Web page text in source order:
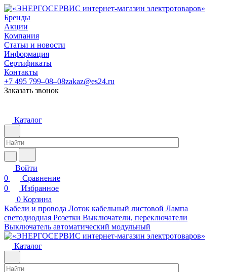
Бренды
Акции
Компания
Статьи и новости
Информация
Сертификаты
Контакты
+7 495 799–08–08zakaz@es24.ru
Заказать звонок
Каталог
Войти
0
Сравнение
0
Избранное
0 Корзина
Кабели и провода Лоток кабельный листовой Лампа
светодиодная Розетки Выключатели, переключатели
Выключатель автоматический модульный
Каталог